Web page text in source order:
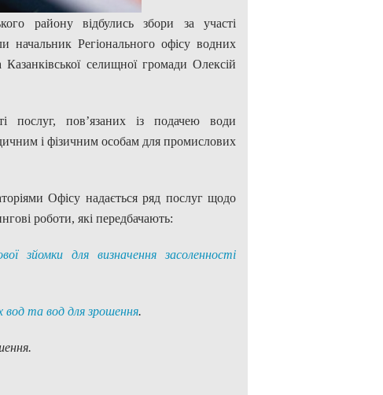
району відбулись збори за участі
начальник Регіонального офісу водних
селищної громади Олексій
послуг, пов’язаних із подачею води
і фізичним особам для промислових
Офісу надається ряд послуг щодо
роботи, які передбачають:
зйомки для визначення засоленності
вод та вод для зрошення.